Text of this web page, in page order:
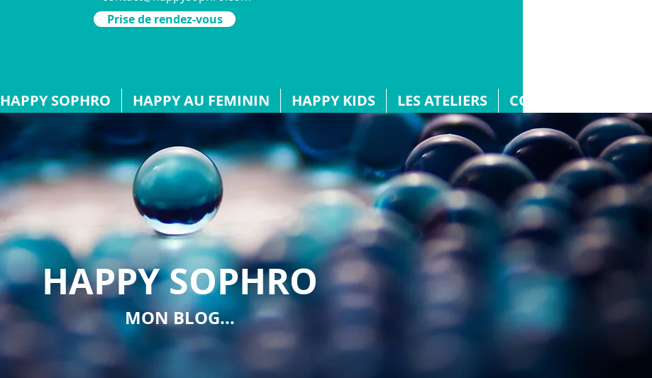
Prise de rendez-vous
HAPPY SOPHRO HAPPY AU FEMININ HAPPY KIDS LES ATELIERS CONTACT
HAPPY SOPHRO
MON BLOG...